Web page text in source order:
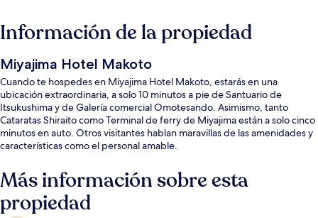
Información de la propiedad
Miyajima Hotel Makoto
Cuando te hospedes en Miyajima Hotel Makoto, estarás en una
ubicación extraordinaria, a solo 10 minutos a pie de Santuario de
Itsukushima y de Galería comercial Omotesando. Asimismo, tanto
Cataratas Shiraito como Terminal de ferry de Miyajima están a solo cinco
minutos en auto. Otros visitantes hablan maravillas de las amenidades y
características como el personal amable.
Más información sobre esta
propiedad